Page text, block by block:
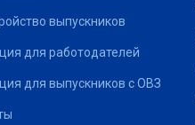
выпускников
для работодателей
для выпускников с ОВЗ